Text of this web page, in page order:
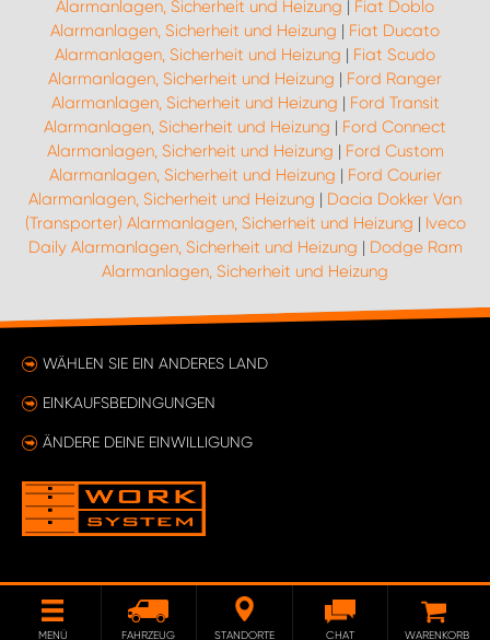
Alarmanlagen, Sicherheit und Heizung | Fiat Doblo
Alarmanlagen, Sicherheit und Heizung | Fiat Ducato
Alarmanlagen, Sicherheit und Heizung | Fiat Scudo
Alarmanlagen, Sicherheit und Heizung | Ford Ranger
Alarmanlagen, Sicherheit und Heizung | Ford Transit
Alarmanlagen, Sicherheit und Heizung | Ford Connect
Alarmanlagen, Sicherheit und Heizung | Ford Custom
Alarmanlagen, Sicherheit und Heizung | Ford Courier
Alarmanlagen, Sicherheit und Heizung | Dacia Dokker Van
(Transporter) Alarmanlagen, Sicherheit und Heizung | Iveco
Daily Alarmanlagen, Sicherheit und Heizung | Dodge Ram
Alarmanlagen, Sicherheit und Heizung
WÄHLEN SIE EIN ANDERES LAND
EINKAUFSBEDINGUNGEN
ÄNDERE DEINE EINWILLIGUNG
MENÜ FAHRZEUG STANDORTE CHAT WARENKORB